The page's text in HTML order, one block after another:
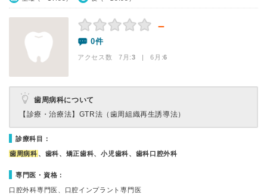
－
0件
アクセス数 7月:3 | 6月:6
歯周病科について
【診療・治療法】 GTR法（歯周組織再生誘導法）
診療科目：
歯周病科 、歯科、矯正歯科、小児歯科、歯科口腔外科
専門医・資格：
口腔外科専門医、口腔インプラント専門医